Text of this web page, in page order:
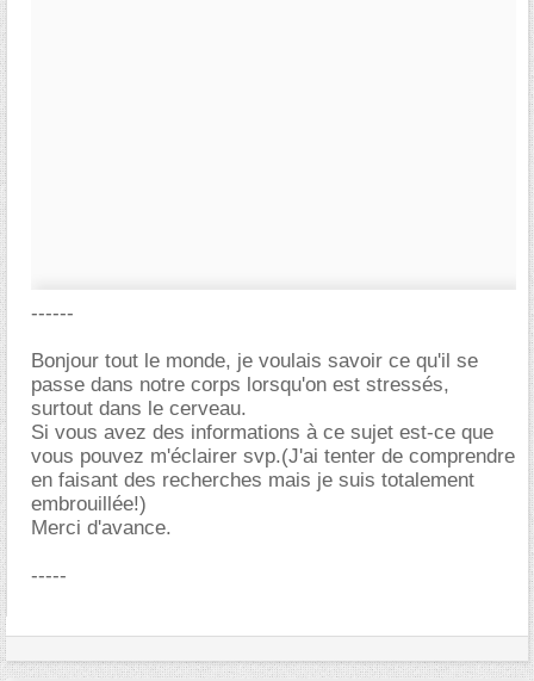
------
Bonjour tout le monde, je voulais savoir ce qu'il se
passe dans notre corps lorsqu'on est stressés,
surtout dans le cerveau.
Si vous avez des informations à ce sujet est-ce que
vous pouvez m'éclairer svp.(J'ai tenter de comprendre
en faisant des recherches mais je suis totalement
embrouillée!)
Merci d'avance.
-----